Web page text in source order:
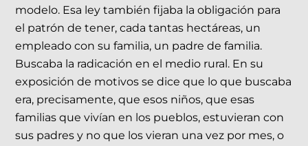
modelo. Esa ley también fijaba la obligación para
el patrón de tener, cada tantas hectáreas, un
empleado con su familia, un padre de familia.
Buscaba la radicación en el medio rural. En su
exposición de motivos se dice que lo que buscaba
era, precisamente, que esos niños, que esas
familias que vivían en los pueblos, estuvieran con
sus padres y no que los vieran una vez por mes, o